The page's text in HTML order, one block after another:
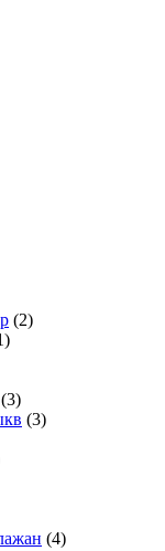
(2)
(3)
(3)
(4)